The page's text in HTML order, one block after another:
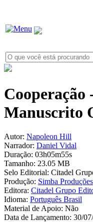
Cooperação
Manuscrito
Autor: Napoleon Hill
Narrador: Daniel Vidal
Duração: 03h05m55s
Tamanho: 23.05 MB
Selo Editorial: Citadel
Produção: Simba Produções
Editora: Citadel Grupo
Idioma: Português Brasil
Material de Apoio: Não
Data de Lançamento: 30/